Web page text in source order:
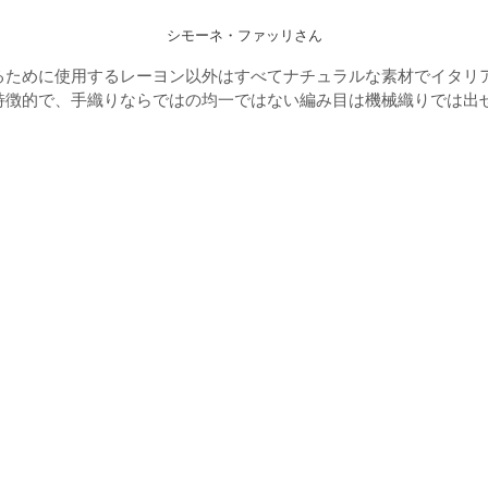
シモーネ・ファッリさん
めに使用するレーヨン以外はすべてナチュラルな素材でイタ
的で、手織りならではの均一ではない編み目は機械織りでは出